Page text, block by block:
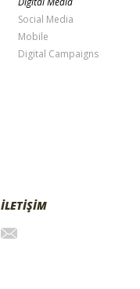
Social Media
Mobile
Digital Campaigns
İLETİŞİM